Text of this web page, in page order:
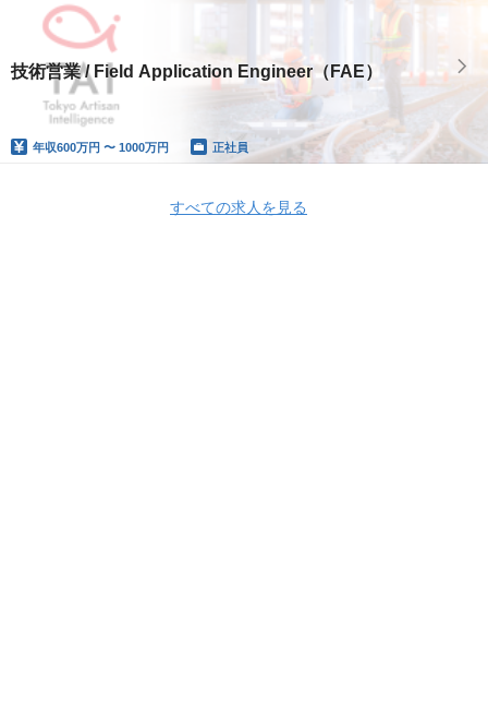
技術営業 / Field Application Engineer（FAE）
年収600万円 〜 1000万円 正社員
すべての求人を見る